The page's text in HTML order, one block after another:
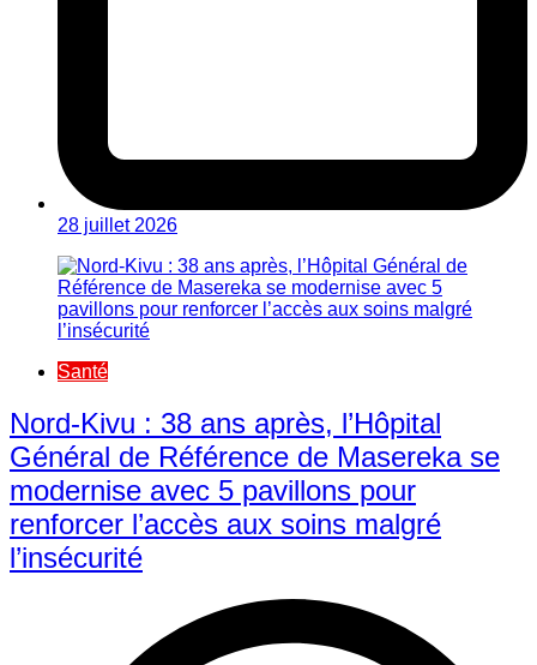
28 juillet 2026
Santé
Nord-Kivu : 38 ans après, l’Hôpital
Général de Référence de Masereka se
modernise avec 5 pavillons pour
renforcer l’accès aux soins malgré
l’insécurité